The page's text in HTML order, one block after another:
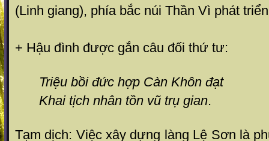
(Linh giang), phía bắc núi Thần Vì phát
+ Hậu đình được gắn câu đối thứ tư:
Triệu bồi đức hợp Càn Khôn đạt
Khai tịch nhân tồn vũ trụ gian.
Tạm dịch: Việc xây dựng làng Lệ Sơn là